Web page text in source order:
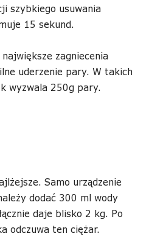
szybkiego usuwania
15 sekund.
największe zagniecenia
uderzenie pary. W takich
wyzwala 250g pary.
Samo urządzenie
dodać 300 ml wody
daje blisko 2 kg. Po
odczuwa ten ciężar.